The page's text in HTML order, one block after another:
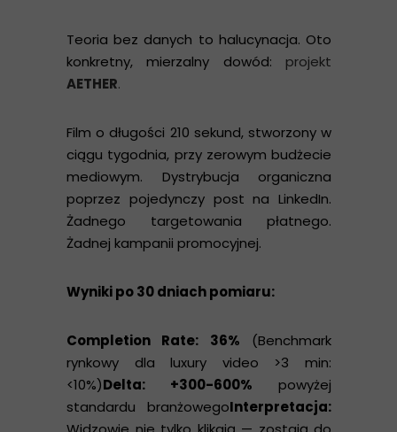
Teoria bez danych to halucynacja. Oto
konkretny, mierzalny dowód: projekt
AETHER.
Film o długości 210 sekund, stworzony w
ciągu tygodnia, przy zerowym budżecie
mediowym. Dystrybucja organiczna
poprzez pojedynczy post na LinkedIn.
Żadnego targetowania płatnego.
Żadnej kampanii promocyjnej.
Wyniki po 30 dniach pomiaru:
Completion Rate: 36% (Benchmark
rynkowy dla luxury video >3 min:
<10%)Delta: +300-600% powyżej
standardu branżowegoInterpretacja: